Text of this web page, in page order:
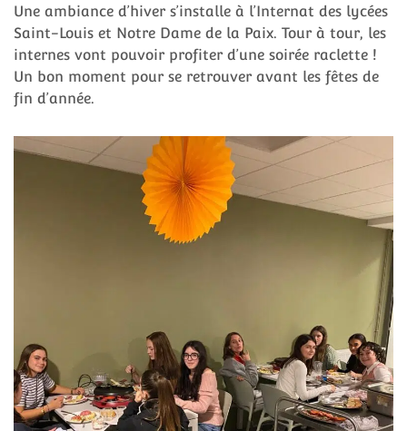
Une ambiance d’hiver s’installe à l’Internat des lycées
Saint-Louis et Notre Dame de la Paix. Tour à tour, les
internes vont pouvoir profiter d’une soirée raclette !
Un bon moment pour se retrouver avant les fêtes de
fin d’année.